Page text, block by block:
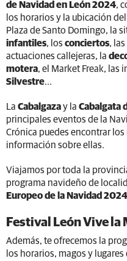
de Navidad en León 2024,
los horarios y la ubicación del
Plaza de Santo Domingo, la
infantiles, los conciertos,
actuaciones callejeras, la
motera, el Market Freak, las
Silvestre...
La Cabalgazay la Cabalgata
principales eventos de la
Crónica puedes encontrar
información sobre ellas.
Viajamos por toda la
programa navideño de
Europeo de la Navidad
Festival León Vive la
Además, te ofrecemos la
los horarios, magos y lugares